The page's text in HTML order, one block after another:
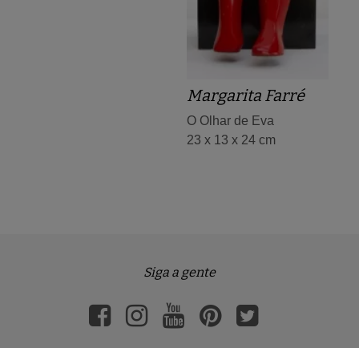
Margarita Farré
O Olhar de Eva
23 x 13 x 24 cm
Siga a gente